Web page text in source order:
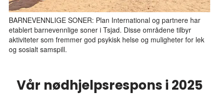
BARNEVENNLIGE SONER: Plan International og partnere har
etablert barnevennlige soner i Tsjad. Disse områdene tilbyr
aktiviteter som fremmer god psykisk helse og muligheter for lek
og sosialt samspill.
Vår nødhjelpsrespons i 2025